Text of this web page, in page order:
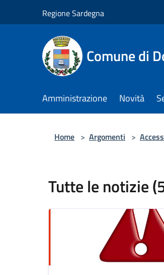
Regione Sardegna
Comune di
Amministrazione Novità
Home > Argomenti >
Tutte le notizie